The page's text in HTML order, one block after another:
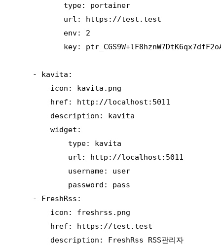
           type: portainer
           url: https://test.test
           env: 2
key:
    - kavita:
        icon: kavita.png
        href: http://localhost:5011
        description: kavita
        widget:
            type: kavita
            url: http://localhost:5011
            username: user
            password: pass
    - FreshRss:
        icon: freshrss.png
        href: https://test.test
        description: FreshRss RSS관리자